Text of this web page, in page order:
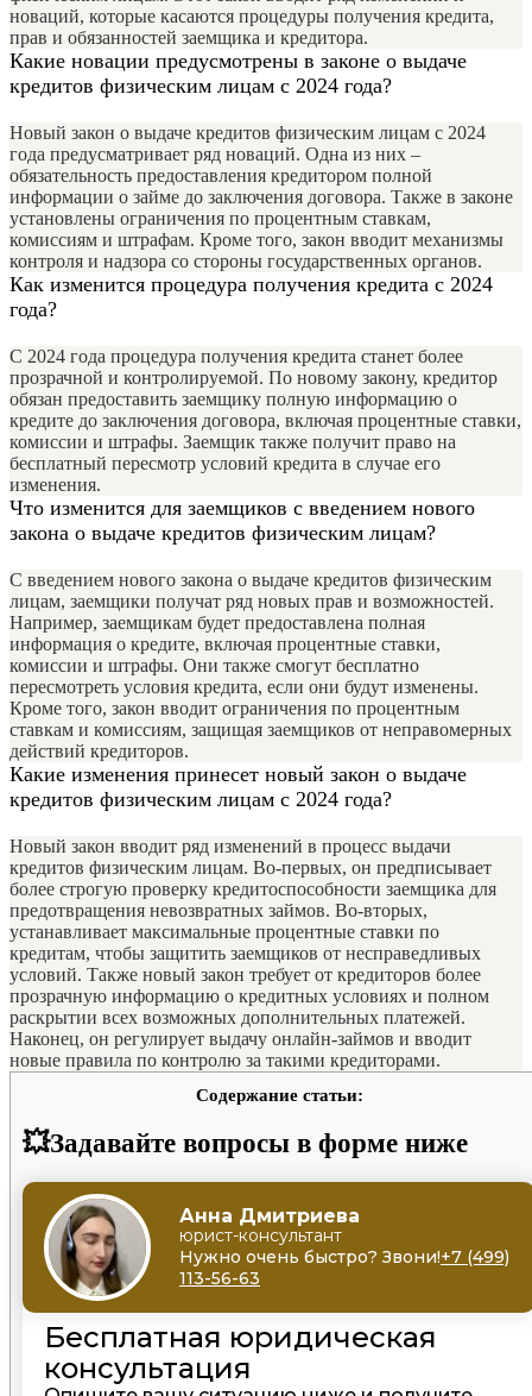
новаций, которые касаются процедуры получения кредита,
прав и обязанностей заемщика и кредитора.
Какие новации предусмотрены в законе о выдаче
кредитов физическим лицам с 2024 года?
Новый закон о выдаче кредитов физическим лицам с 2024
года предусматривает ряд новаций. Одна из них –
обязательность предоставления кредитором полной
информации о займе до заключения договора. Также в законе
установлены ограничения по процентным ставкам,
комиссиям и штрафам. Кроме того, закон вводит механизмы
контроля и надзора со стороны государственных органов.
Как изменится процедура получения кредита с 2024
года?
С 2024 года процедура получения кредита станет более
прозрачной и контролируемой. По новому закону, кредитор
обязан предоставить заемщику полную информацию о
кредите до заключения договора, включая процентные ставки,
комиссии и штрафы. Заемщик также получит право на
бесплатный пересмотр условий кредита в случае его
изменения.
Что изменится для заемщиков с введением нового
закона о выдаче кредитов физическим лицам?
С введением нового закона о выдаче кредитов физическим
лицам, заемщики получат ряд новых прав и возможностей.
Например, заемщикам будет предоставлена полная
информация о кредите, включая процентные ставки,
комиссии и штрафы. Они также смогут бесплатно
пересмотреть условия кредита, если они будут изменены.
Кроме того, закон вводит ограничения по процентным
ставкам и комиссиям, защищая заемщиков от неправомерных
действий кредиторов.
Какие изменения принесет новый закон о выдаче
кредитов физическим лицам с 2024 года?
Новый закон вводит ряд изменений в процесс выдачи
кредитов физическим лицам. Во-первых, он предписывает
более строгую проверку кредитоспособности заемщика для
предотвращения невозвратных займов. Во-вторых,
устанавливает максимальные процентные ставки по
кредитам, чтобы защитить заемщиков от несправедливых
условий. Также новый закон требует от кредиторов более
прозрачную информацию о кредитных условиях и полном
раскрытии всех возможных дополнительных платежей.
Наконец, он регулирует выдачу онлайн-займов и вводит
новые правила по контролю за такими кредиторами.
Содержание статьи:
💥Задавайте вопросы в форме ниже